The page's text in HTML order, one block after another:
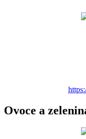
Ovoce a